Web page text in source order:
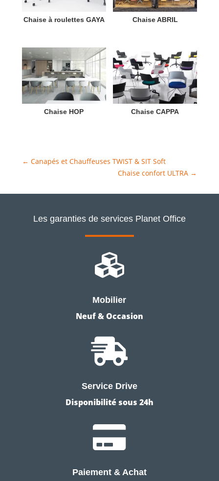
Chaise à roulettes GAYA Chaise ABRIL
Chaise HOP Chaise CAPPA
← Canapés et Chauffeuses TWIST & SIT Soft
Chaise confort ULTRA →
Les garanties de services Planet Office

Mobilier
Neuf & Occasion

Service Drive
Disponibilité sous 24h

Paiement & Achat